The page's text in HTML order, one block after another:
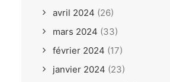
avril 2024 (26)
mars 2024 (33)
février 2024 (17)
janvier 2024 (23)